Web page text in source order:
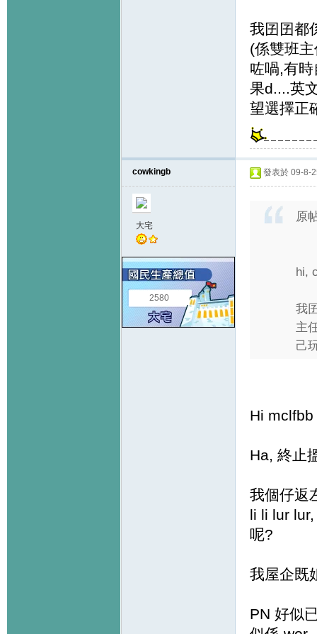
我囝囝都
(係雙班
咗喎,有
果d....英
望選擇正
cowkingb
大宅
2580
發表於 09-8-
原
hi,
我
主
己
Hi mclfbb
Ha, 終止
我個仔返
li li lur
呢?
我屋企既
PN 好似